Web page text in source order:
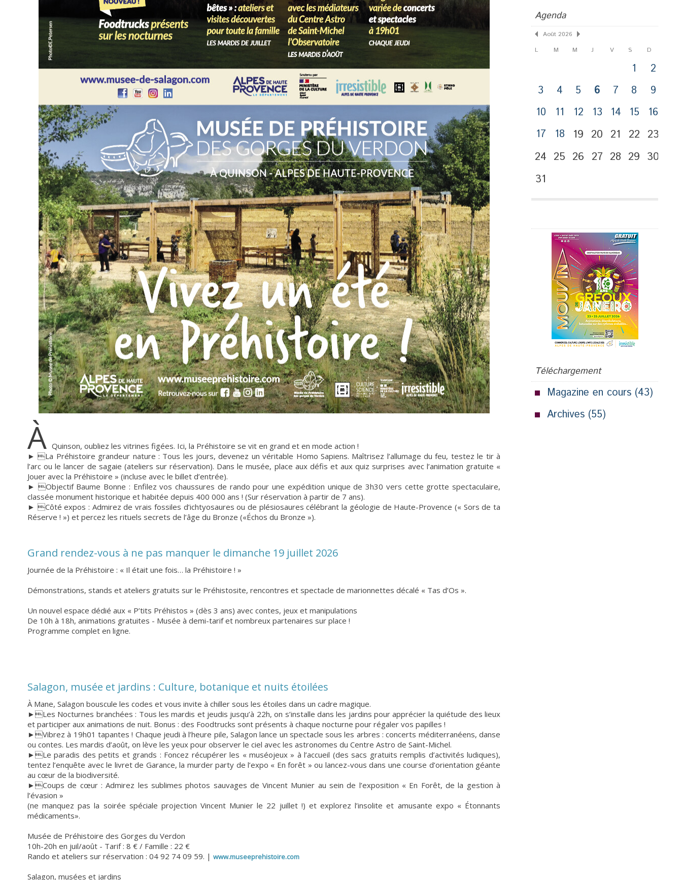
À Quinson, oubliez les vitrines figées. Ici, la Préhistoire se vit en grand et en mode action !
► La Préhistoire grandeur nature : Tous les jours, devenez un véritable Homo Sapiens. Maîtrisez l’allumage du feu, testez le tir à
l’arc ou le lancer de sagaie (ateliers sur réservation). Dans le musée, place aux défis et aux quiz surprises avec l’animation gratuite «
Jouer avec la Préhistoire » (incluse avec le billet d’entrée).
► Objectif Baume Bonne : Enfilez vos chaussures de rando pour une expédition unique de 3h30 vers cette grotte spectaculaire,
classée monument historique et habitée depuis 400 000 ans ! (Sur réservation à partir de 7 ans).
► Côté expos : Admirez de vrais fossiles d’ichtyosaures ou de plésiosaures célébrant la géologie de Haute-Provence (« Sors de ta
Réserve ! ») et percez les rituels secrets de l’âge du Bronze («Échos du Bronze »).
Grand rendez-vous à ne pas manquer le dimanche 19 juillet 2026
Journée de la Préhistoire : « Il était une fois… la Préhistoire ! »
Démonstrations, stands et ateliers gratuits sur le Préhistosite, rencontres et spectacle de marionnettes décalé « Tas d’Os ».
Un nouvel espace dédié aux « P’tits Préhistos » (dès 3 ans) avec contes, jeux et manipulations
De 10h à 18h, animations gratuites - Musée à demi-tarif et nombreux partenaires sur place !
Programme complet en ligne.
Salagon, musée et jardins : Culture, botanique et nuits étoilées
À Mane, Salagon bouscule les codes et vous invite à chiller sous les étoiles dans un cadre magique.
►Les Nocturnes branchées : Tous les mardis et jeudis jusqu’à 22h, on s’installe dans les jardins pour apprécier la quiétude des lieux
et participer aux animations de nuit. Bonus : des Foodtrucks sont présents à chaque nocturne pour régaler vos papilles !
►Vibrez à 19h01 tapantes ! Chaque jeudi à l’heure pile, Salagon lance un spectacle sous les arbres : concerts méditerranéens, danse
ou contes. Les mardis d’août, on lève les yeux pour observer le ciel avec les astronomes du Centre Astro de Saint-Michel.
►Le paradis des petits et grands : Foncez récupérer les « muséojeux » à l’accueil (des sacs gratuits remplis d’activités ludiques),
tentez l’enquête avec le livret de Garance, la murder party de l’expo « En forêt » ou lancez-vous dans une course d’orientation géante
au cœur de la biodiversité.
►Coups de cœur : Admirez les sublimes photos sauvages de Vincent Munier au sein de l’exposition « En Forêt, de la gestion à
l’évasion »
(ne manquez pas la soirée spéciale projection Vincent Munier le 22 juillet !) et explorez l’insolite et amusante expo « Étonnants
médicaments».
Musée de Préhistoire des Gorges du Verdon
10h-20h en juil/août - Tarif : 8 € / Famille : 22 €
Rando et ateliers sur réservation : 04 92 74 09 59. | www.museeprehistoire.com
Salagon, musées et jardins
Agenda
Août 2026
L
M M J V S D
1
2
3
4 5 6 7 8
9
10
11 12 13 14 15
16
17
18 19 20 21 22 23
24 25 26 27 28 29 30
31
Téléchargement
Magazine en cours (43)
Archives (55)